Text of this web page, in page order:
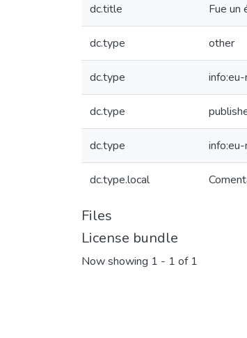
dc.title Fue un
dc.type other
dc.type
dc.type
dc.type
dc.type.local
Files
License bundle
Now showing 1 - 1 of 1